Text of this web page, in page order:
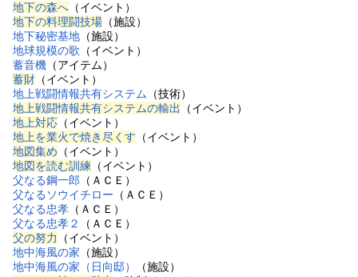
地下の森へ （イベント）
地下の料理闘技場 （施設）
地下秘密基地 （施設）
地球規模の歌 （イベント）
蓄音機 （アイテム）
蓄財 （イベント）
地上戦闘情報共有システム （技術）
地上戦闘情報共有システムの輸出
（イベント）
地上対応 （イベント）
地上を業火で焼き尽くす （イベント）
地図集め （イベント）
地図を読む訓練 （イベント）
父なる鋼一郎 （ＡＣＥ）
父なるソウイチロー （ＡＣＥ）
父なる忠孝 （ＡＣＥ）
父なる忠孝２
（ＡＣＥ）
父の努力
（イベント）
地中海風の家 （施設）
地中海風の家（日向邸）
（施設）